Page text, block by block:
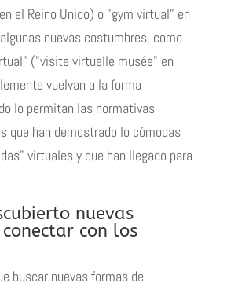
el Reino Unido) o "gym virtual" en
nuevas costumbres, como
" ("visite virtuelle musée" en
vuelvan a la forma
lo permitan las normativas
que han demostrado lo cómodas
virtuales y que han llegado para
nuevas
con los
buscar nuevas formas de